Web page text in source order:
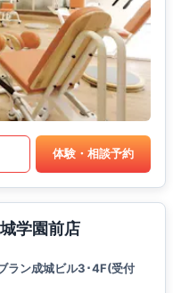
体験・相談予約
学園前店
ラン成城ビル3･4F(受付